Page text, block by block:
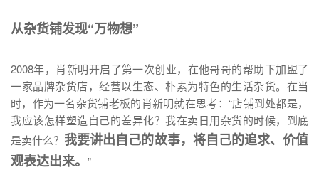
从杂货铺发现“万物想”
2008年，肖新明开启了第一次创业，在他哥哥的帮助下加盟了
一家品牌杂货店，经营以生态、朴素为特色的生活杂货。在当
时，作为一名杂货铺老板的肖新明就在思考：“店铺到处都是，
我应该怎样塑造自己的差异化？我在卖日用杂货的时候，到底
是卖什么？我要讲出自己的故事，将自己的追求、价值
观表达出来。 ”